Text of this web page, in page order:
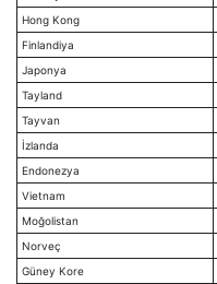
Hong Kong
Finlandiya
Japonya
Tayland
Tayvan
İzlanda
Endonezya
Vietnam
Moğolistan
Norveç
Güney Kore